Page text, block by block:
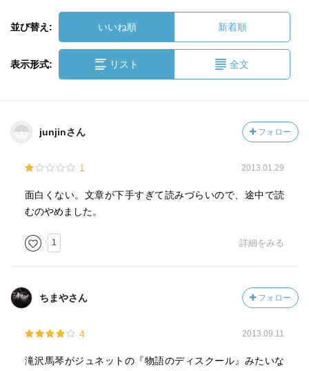
並び替え: いいね順 新着順
表示形式: リスト 全文
junjinさん フォロー
1 2013.01.29
面白くない。文章が下手すぎて読みづらいので、途中で読
むのやめました。
1 詳細をみる
ちまやさん フォロー
4 2013.09.11
滝沢馬琴がジュネットの『物語のディスクール』みたいな